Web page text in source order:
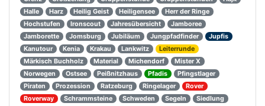
Halle
Harz Heilig Geist Heiligensee
Herr der Ringe
Hochstufen
Ironscout Jahresübersicht
Jamboree
Jamborette
Jomsburg Jubiläum Jungpfadfinder
Jupfis
Kanutour
Kenia Krakau Lankwitz
Leiterrunde
Märkisch Buchholz
Material Michendorf
Mister X
Norwegen
Ostsee Peißnitzhaus Pfadis
Pfingstlager
Piraten
Prozession Ratzeburg Ringelager
Rover
Roverway
Schrammsteine Schweden Segeln
Siedlung